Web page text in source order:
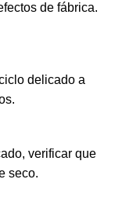
de fábrica.
delicado a
verificar que
seco.